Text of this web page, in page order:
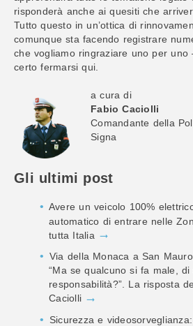
risponderà anche ai quesiti che
Tutto questo in un’ottica di
comunque sta facendo registrare
che vogliamo ringraziare uno per uno
certo fermarsi qui.
a cura di
Fabio Caciolli
Comandante della
Signa
Gli ultimi post
Avere un veicolo 100%
automatico di entrare nelle
tutta Italia
Via della Monaca a San
“Ma se qualcuno si fa male,
responsabilità?”. La risposta
Caciolli
Sicurezza e